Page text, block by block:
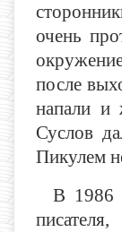
очень
после
напали и
Суслов
Пикулем
В 1986